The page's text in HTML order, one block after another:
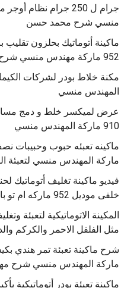
منسي شرح محمد حسن
‫ماكينة أتوماتيك بحلزون تقليب
المهندس منسي
عرض لميكسر خلط و دمج
910 ماركة المهندس منسي
‫فيديو ماكينة تغليف أتوماتيك
خلفى موديل 952 ماركه ام تو باك
المكينة الاتوماتيكية لتعبئة
مثل الفلفل الاحمر والكركم
ماكينة تعبئة بودر أتوماتيكية